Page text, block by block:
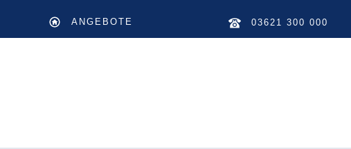
ANGEBOTE 03621 300 000